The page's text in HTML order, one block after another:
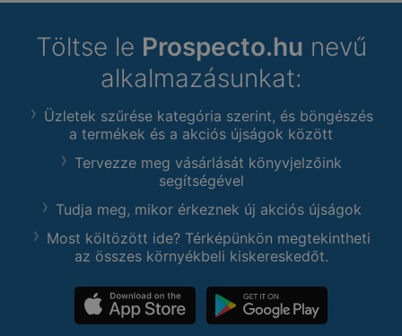
Töltse le Prospecto.hu nevű
alkalmazásunkat:
Üzletek szűrése kategória szerint, és böngészés
a termékek és a akciós újságok között
Tervezze meg vásárlását könyvjelzőink
segítségével
Tudja meg, mikor érkeznek új akciós újságok
Most költözött ide? Térképünkön megtekintheti
az összes környékbeli kiskereskedőt.